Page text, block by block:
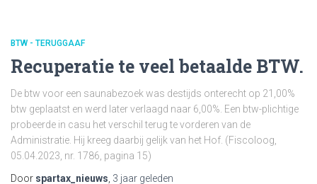
BTW - TERUGGAAF
Recuperatie te veel betaalde BTW.
De btw voor een saunabezoek was destijds onterecht op 21,00%
btw geplaatst en werd later verlaagd naar 6,00%. Een btw-plichtige
probeerde in casu het verschil terug te vorderen van de
Administratie. Hij kreeg daarbij gelijk van het Hof. (Fiscoloog,
05.04.2023, nr. 1786, pagina 15)
Door spartax_nieuws 3 jaar geleden